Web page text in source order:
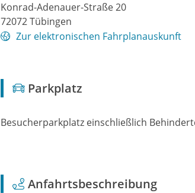
Konrad-Adenauer-Straße 20
72072Tübingen
Zur elektronischen Fahrplanauskunft
Parkplatz
Besucherparkplatz einschließlich
Anfahrtsbeschreibung